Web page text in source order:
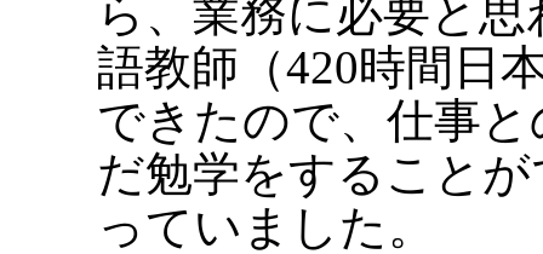
ら、業務に必要と
語教師（420時間日
できたので、仕事
だ勉学をすること
っていました。